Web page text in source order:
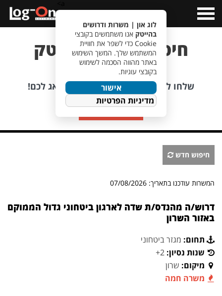
Menu
חיפוש משרות הייטק
לא מוצאים משרה מתאימה?
שלחו לנו קורות חיים, אנחנו כבר נדאג לכם!
שליחת קורות חיים
חיפוש חדש
המשרות עודכנו בתאריך: 07/08/2026
דרוש/ה מהנדס/ת שדה לארגון ביטחוני גדול הממוקם
באזור השרון
תחום: מגזר ביטחוני
שנות נסיון: 2+
מיקום: שרון
משרה חמה
לוג און | משרות ודרושים
בהייטק אנו משתמשים בקובצי
Cookie כדי לשפר את חוויית
המשתמש שלך. המשך השימוש
באתר מהווה הסכמה לשימוש
בקובצי עוגיות.
אישור
מדיניות הפרטיות